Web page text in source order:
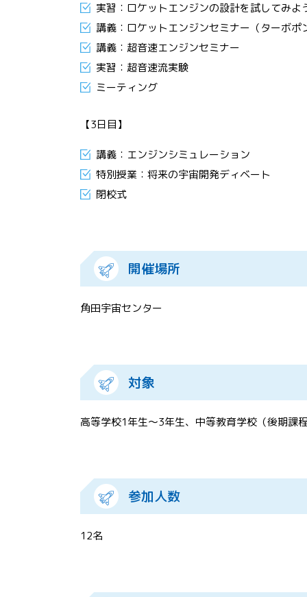
実習：ロケットエンジンの設計を試してみよ
講義：ロケットエンジンセミナー（ターボポ
講義：超音速エンジンセミナー
実習：超音速流実験
ミーティング
【3日目】
講義：エンジンシミュレーション
特別授業：将来の宇宙開発ディベート
閉校式
開催場所
角田宇宙センター
対象
高等学校1年生～3年生、中等教育学校（後期課
参加人数
12名